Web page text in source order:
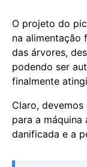
O projeto do
na alimentação
das árvores,
podendo ser
finalmente
Claro,
para a máquina
danificada e a